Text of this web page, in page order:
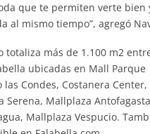
que te permiten verte bien
al mismo tiempo”, agregó
totaliza más de 1.100 m2
ubicadas en Mall Parque
las Condes, Costanera Center,
Serena, Mallplaza
Mallplaza Vespucio.